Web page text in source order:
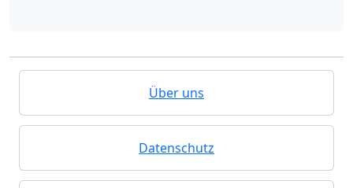
Über uns
Datenschutz